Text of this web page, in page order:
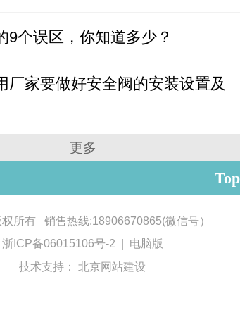
9个误区，你知道多少？
厂家要做好安全阀的安装设置及
更多
Top
所有 销售热线;18906670865(微信号）
浙ICP备06015106号-2
电脑版
技术支持： 北京网站建设